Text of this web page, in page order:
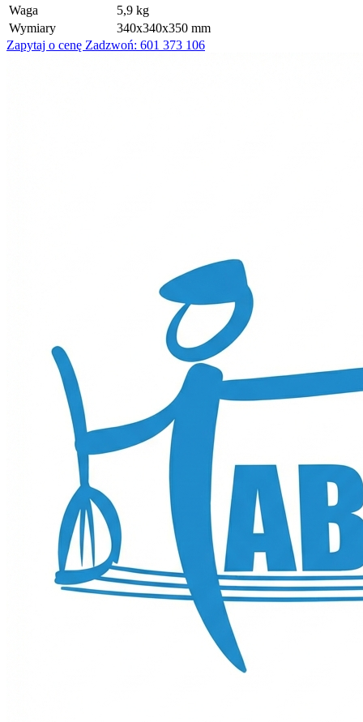
Waga
5,9 kg
Wymiary
340x340x350 mm
Zapytaj o cenę Zadzwoń: 601 373 106